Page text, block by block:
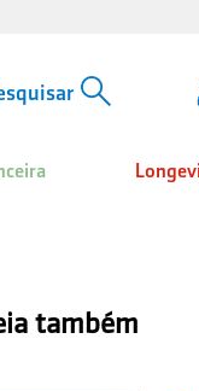
também